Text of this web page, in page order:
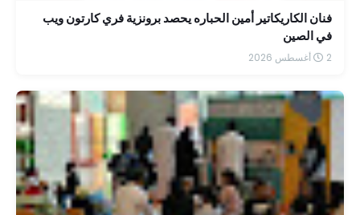
فنان الكاريكاتير أمين الحباره يحصد برونزية فري كارتون ويب
في الصين
2 أغسطس 2026